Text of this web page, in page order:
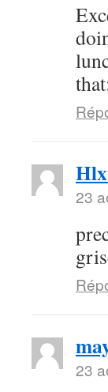
23
23